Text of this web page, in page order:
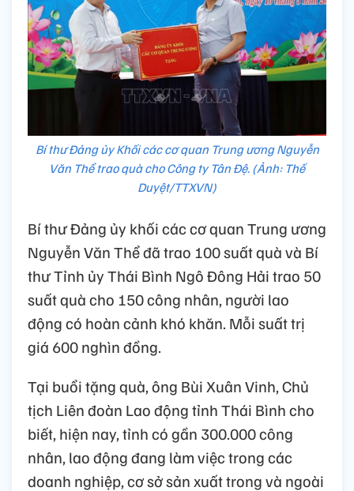
Bí thư Đảng ủy Khối các cơ quan Trung ương Nguyễn
Văn Thể trao quà cho Công ty Tân Đệ. (Ảnh: Thế
Duyệt/TTXVN)
Bí thư Đảng ủy khối các cơ quan Trung ương
Nguyễn Văn Thể đã trao 100 suất quà và Bí
thư Tỉnh ủy Thái Bình Ngô Đông Hải trao 50
suất quà cho 150 công nhân, người lao
động có hoàn cảnh khó khăn. Mỗi suất trị
giá 600 nghìn đồng.
Tại buổi tặng quà, ông Bùi Xuân Vinh, Chủ
tịch Liên đoàn Lao động tỉnh Thái Bình cho
biết, hiện nay, tỉnh có gần 300.000 công
nhân, lao động đang làm việc trong các
doanh nghiệp, cơ sở sản xuất trong và ngoài